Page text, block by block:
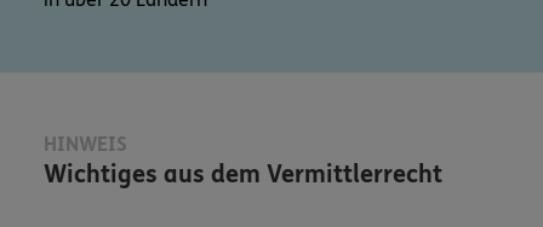
HINWEIS
Wichtiges aus dem Vermittlerrecht